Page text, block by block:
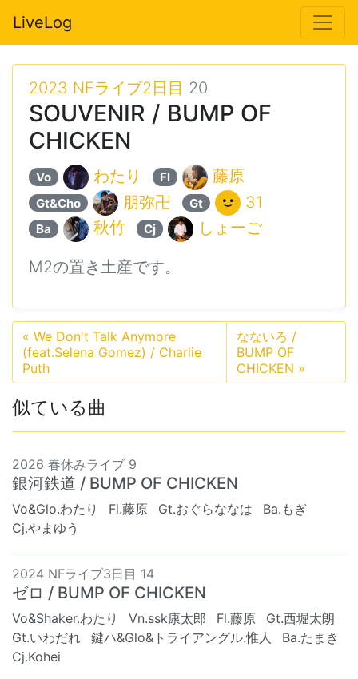
LiveLog
2023 NFライブ2日目 20
SOUVENIR / BUMP OF
CHICKEN
Vo わたり Fl 藤原
Gt&Cho 朋弥卍 Gt 31
Ba 秋竹 Cj しょーご
M2の置き土産です。
« We Don't Talk Anymore
(feat.Selena Gomez) / Charlie
Puth
なないろ /
BUMP OF
CHICKEN »
似ている曲
2026 春休みライブ 9
銀河鉄道 / BUMP OF CHICKEN
Vo&Glo.わたり Fl.藤原 Gt.おぐらななは
Ba.もぎ
Cj.やまゆう
2024 NFライブ3日目 14
ゼロ / BUMP OF CHICKEN
Vo&Shaker.わたり Vn.ssk康太郎 Fl.藤原
Gt.西堀太朗
Gt.いわだれ
鍵ハ&Glo&トライアングル.惟人
Ba.たまき
Cj.Kohei